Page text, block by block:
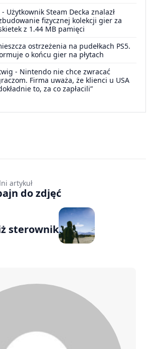
- Użytkownik Steam Decka znalazł
fizycznej kolekcji gier za
z 1.44 MB pamięci
ostrzeżenia na pudełkach PS5.
o końcu gier na płytach
- Nintendo nie chce zwracać
Firma uważa, że klienci u USA
to, za co zapłacili”
artykuł
do zdjęć
sterownik